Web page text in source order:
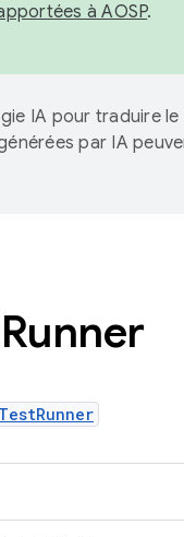
à AOSP.
IA pour traduire le
par IA
Runner